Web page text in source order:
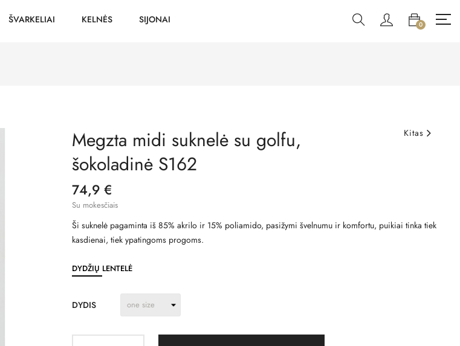
ŠVARKELIAI KELNĖS SIJONAI 0
Kitas
Megzta midi suknelė su golfu,
šokoladinė S162
74,9 €
Su mokesčiais
Ši suknelė pagaminta iš 85% akrilo ir 15% poliamido, pasižymi švelnumu ir komfortu, puikiai tinka tiek
kasdienai, tiek ypatingoms progoms.
DYDŽIŲ LENTELĖ
DYDIS